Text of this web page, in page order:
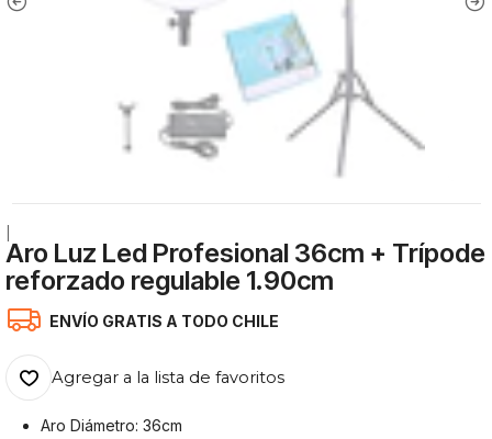
Aro Luz Led Profesional 36cm + Trípode
reforzado regulable 1.90cm
ENVÍO GRATIS A TODO CHILE
Agregar a la lista de favoritos
Aro Diámetro: 36cm